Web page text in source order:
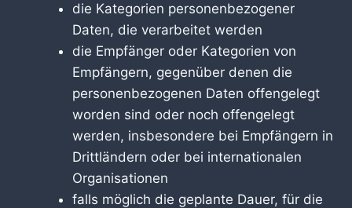
die Kategorien personenbezogener
Daten, die verarbeitet werden
die Empfänger oder Kategorien von
Empfängern, gegenüber denen die
personenbezogenen Daten offengelegt
worden sind oder noch offengelegt
werden, insbesondere bei Empfängern in
Drittländern oder bei internationalen
Organisationen
falls möglich die geplante Dauer, für die